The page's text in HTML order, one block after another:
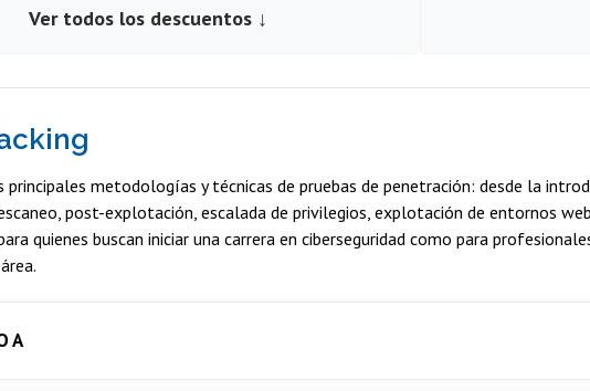
Ver todos los descuentos ↓
principales metodologías y técnicas de pruebas de penetración: desde la
post-explotación, escalada de privilegios, explotación de entornos
quienes buscan iniciar una carrera en ciberseguridad como para
A